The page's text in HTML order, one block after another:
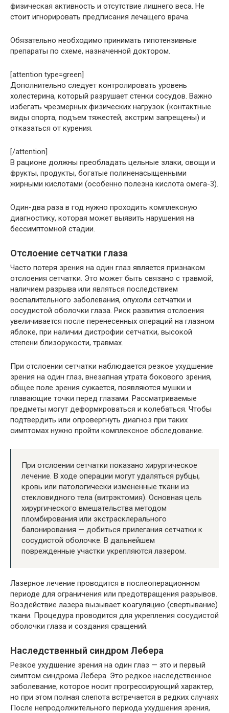
физическая активность и отсутствие лишнего веса. Не
стоит игнорировать предписания лечащего врача.
Обязательно необходимо принимать гипотензивные
препараты по схеме, назначенной доктором.
[attention type=green]
Дополнительно следует контролировать уровень
холестерина, который разрушает стенки сосудов. Важно
избегать чрезмерных физических нагрузок (контактные
виды спорта, подъем тяжестей, экстрим запрещены) и
отказаться от курения.
[/attention]
В рационе должны преобладать цельные злаки, овощи и
фрукты, продукты, богатые полиненасыщенными
жирными кислотами (особенно полезна кислота омега-3).
Один-два раза в год нужно проходить комплексную
диагностику, которая может выявить нарушения на
бессимптомной стадии.
Отслоение сетчатки глаза
Часто потеря зрения на один глаз является признаком
отслоения сетчатки. Это может быть связано с травмой,
наличием разрыва или являться последствием
воспалительного заболевания, опухоли сетчатки и
сосудистой оболочки глаза. Риск развития отслоения
увеличивается после перенесенных операций на глазном
яблоке, при наличии дистрофии сетчатки, высокой
степени близорукости, травмах.
При отслоении сетчатки наблюдается резкое ухудшение
зрения на один глаз, внезапная утрата бокового зрения,
общее поле зрения сужается, появляются мушки и
плавающие точки перед глазами. Рассматриваемые
предметы могут деформироваться и колебаться. Чтобы
подтвердить или опровергнуть диагноз при таких
симптомах нужно пройти комплексное обследование.
При отслоении сетчатки показано хирургическое
лечение. В ходе операции могут удаляться рубцы,
кровь или патологически измененные ткани из
стекловидного тела (витрэктомия). Основная цель
хирургического вмешательства методом
пломбирования или экстрасклерального
балонирования — добиться прилегания сетчатки к
сосудистой оболочке. В дальнейшем
поврежденные участки укрепляются лазером.
Лазерное лечение проводится в послеоперационном
периоде для ограничения или предотвращения разрывов.
Воздействие лазера вызывает коагуляцию (свертывание)
ткани. Процедура проводится для укрепления сосудистой
оболочки глаза и создания сращений.
Наследственный синдром Лебера
Резкое ухудшение зрения на один глаз — это и первый
симптом синдрома Лебера. Это редкое наследственное
заболевание, которое носит прогрессирующий характер,
но при этом полная слепота встречается в редких случаях
После непродолжительного периода ухудшения зрения,